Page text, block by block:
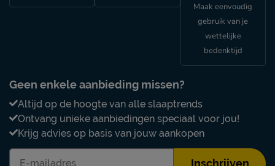
Maak eenvoudig
gebruik van je
wettelijke
bedenktijd
Geen enkele aanbieding missen?
Altijd op de hoogte van alle slaaptrends
Ontvang unieke aanbiedingen speciaal voor jou!
Krijg advies op basis van jouw aankopen
Inschrijven